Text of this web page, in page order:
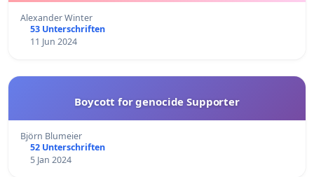
Alexander Winter
53 Unterschriften
11 Jun 2024
Boycott for genocide Supporter
Björn Blumeier
52 Unterschriften
5 Jan 2024